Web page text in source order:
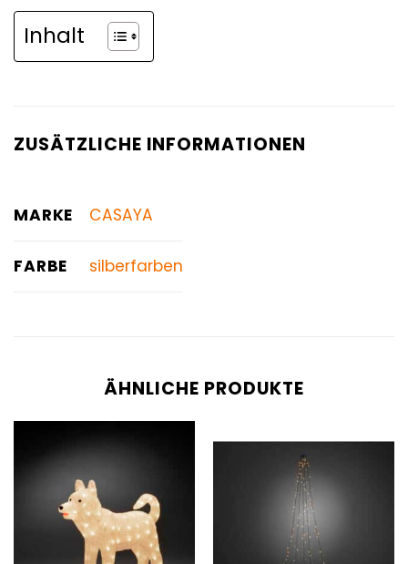
Inhalt
ZUSÄTZLICHE INFORMATIONEN
MARKE CASAYA
FARBE silberfarben
ÄHNLICHE PRODUKTE